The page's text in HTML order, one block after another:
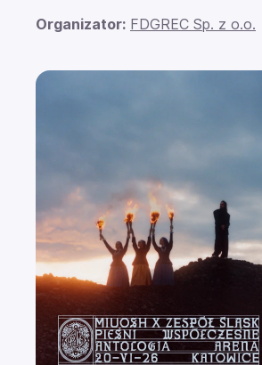
Organizator: FDGREC Sp. z o.o.